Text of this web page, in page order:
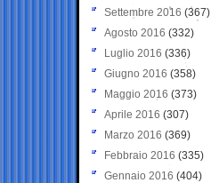
Settembre 2016 (367)
Agosto 2016 (332)
Luglio 2016 (336)
Giugno 2016 (358)
Maggio 2016 (373)
Aprile 2016 (307)
Marzo 2016 (369)
Febbraio 2016 (335)
Gennaio 2016 (404)